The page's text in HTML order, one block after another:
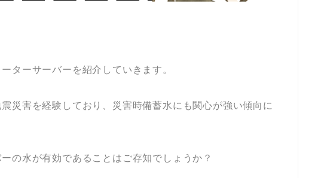
ターサーバーを紹介していきます。
災害を経験しており、災害時備蓄水にも関心が強い傾向に
の水が有効であることはご存知でしょうか？